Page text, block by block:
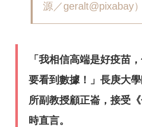
源／geralt@pixabay）
「我相信高端是好疫苗
要看到數據！」長庚大
所副教授顧正崙，接受
時直言。